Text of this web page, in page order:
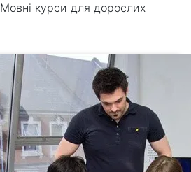
Мовні курси для дорослих